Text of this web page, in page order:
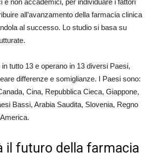
e non accademici, per individuare i fattori
all’avanzamento della farmacia clinica
al successo. Lo studio si basa su
tutto 13 e operano in 13 diversi Paesi,
differenze e somiglianze. I Paesi sono:
Cina, Repubblica Cieca, Giappone,
Bassi, Arabia Saudita, Slovenia, Regno
il futuro della farmacia